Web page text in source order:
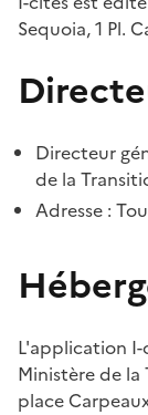
Sequoia, 1 Pl.
Directeur
de la
Adresse :
L'application
Ministère de la
place